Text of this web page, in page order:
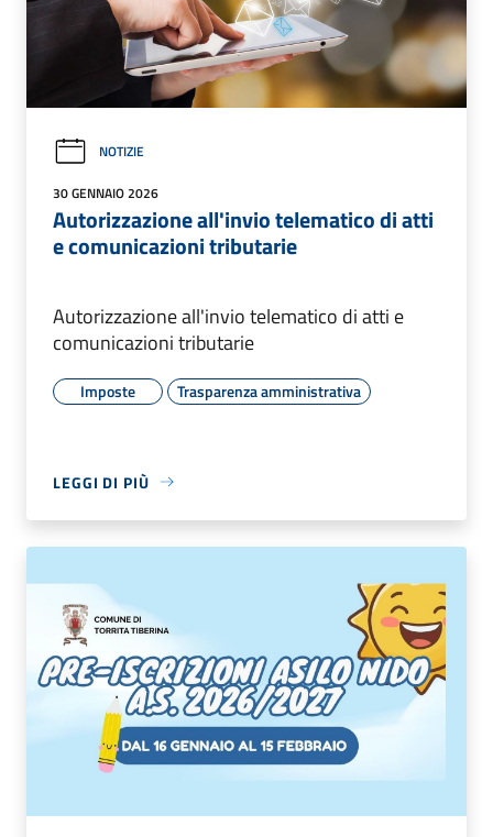
NOTIZIE
30 GENNAIO 2026
Autorizzazione all'invio telematico di atti
e comunicazioni tributarie
Autorizzazione all'invio telematico di atti e
comunicazioni tributarie
Imposte Trasparenza amministrativa
LEGGI DI PIÙ